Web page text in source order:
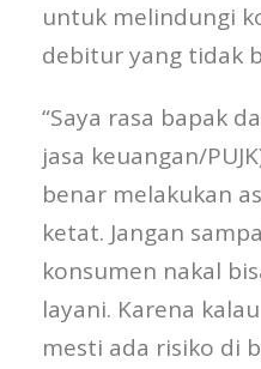
untuk melindungi
debitur yang tidak
“Saya rasa bapak
jasa keuangan/
benar melakukan
ketat. Jangan
konsumen nakal
layani. Karena
mesti ada risiko di